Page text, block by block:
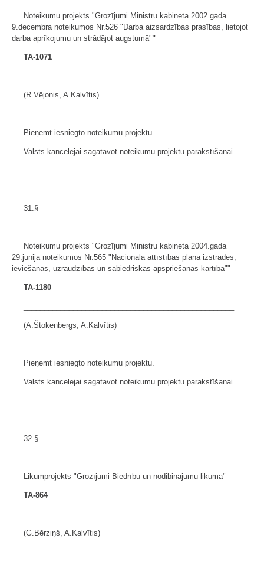
Noteikumu projekts "Grozījumi Ministru kabineta 2002.gada
9.decembra noteikumos Nr.526 "Darba aizsardzības prasības, lietojot
darba aprīkojumu un strādājot augstumā""
TA-1071
(R.Vējonis, A.Kalvītis)
Pieņemt iesniegto noteikumu projektu.
Valsts kancelejai sagatavot noteikumu projektu parakstīšanai.
31.§
Noteikumu projekts "Grozījumi Ministru kabineta 2004.gada
29.jūnija noteikumos Nr.565 "Nacionālā attīstības plāna izstrādes,
ieviešanas, uzraudzības un sabiedriskās apspriešanas kārtība""
TA-1180
(A.Štokenbergs, A.Kalvītis)
Pieņemt iesniegto noteikumu projektu.
Valsts kancelejai sagatavot noteikumu projektu parakstīšanai.
32.§
Likumprojekts "Grozījumi Biedrību un nodibinājumu likumā"
TA-864
(G.Bērziņš, A.Kalvītis)